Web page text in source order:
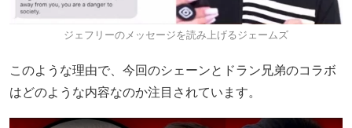
ジェフリーのメッセージを読み上げるジェームズ
このような理由で、今回のシェーンとドラン兄弟のコラボ
はどのような内容なのか注目されています。